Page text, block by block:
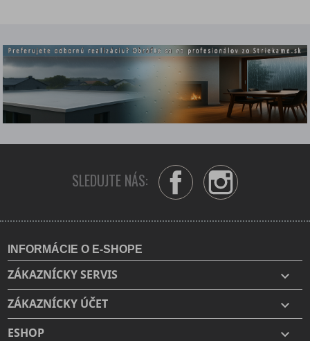
SLEDUJTE NÁS: FacebookInstagram
INFORMÁCIE O E-SHOPE
ZÁKAZNÍCKY SERVIS 
ZÁKAZNÍCKY ÚČET 
ESHOP 